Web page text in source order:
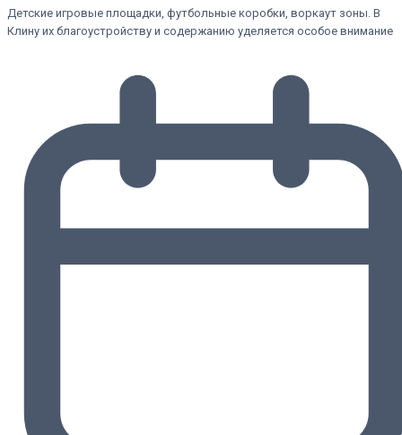
Детские игровые площадки, футбольные коробки, воркаут зоны. В
Клину их благоустройству и содержанию уделяется особое внимание